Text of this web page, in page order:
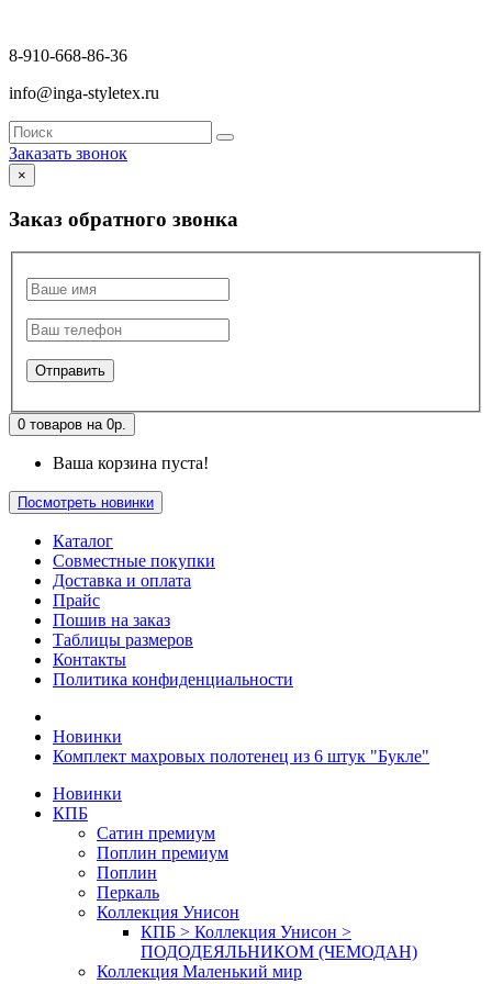
8-910-668-86-36
info@inga-styletex.ru
Заказать звонок
×
Заказ обратного звонка
0 товаров на 0р.
Ваша корзина пуста!
Посмотреть новинки
Каталог
Совместные покупки
Доставка и оплата
Прайс
Пошив на заказ
Таблицы размеров
Контакты
Политика конфиденциальности
Новинки
Комплект махровых полотенец из 6 штук "Букле"
Новинки
КПБ
Сатин премиум
Поплин премиум
Поплин
Перкаль
Коллекция Унисон
КПБ > Коллекция Унисон >
ПОДОДЕЯЛЬНИКОМ (ЧЕМОДАН)
Коллекция Маленький мир